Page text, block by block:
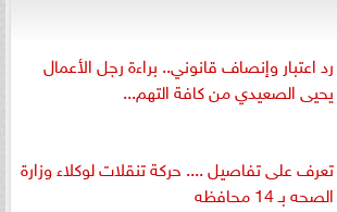
رد اعتبار وإنصاف قانوني.. براءة رجل الأعمال
يحيى الصعيدي من كافة التهم...
تعرف على تفاصيل .... حركة تنقلات لوكلاء وزارة
الصحه بـ 14 محافظه